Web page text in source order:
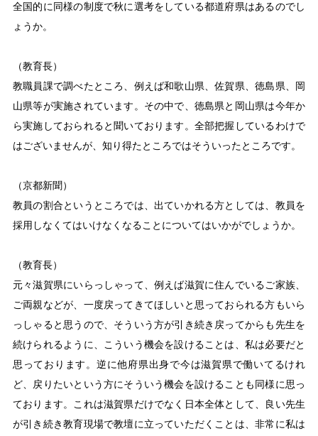
全国的に同様の制度で秋に選考をしている都道府県はあるのでし
ょうか。
（教育長）
教職員課で調べたところ、例えば和歌山県、佐賀県、徳島県、岡
山県等が実施されています。その中で、徳島県と岡山県は今年か
ら実施しておられると聞いております。全部把握しているわけで
はございませんが、知り得たところではそういったところです。
（京都新聞）
教員の割合というところでは、出ていかれる方としては、教員を
採用しなくてはいけなくなることについてはいかがでしょうか。
（教育長）
元々滋賀県にいらっしゃって、例えば滋賀に住んでいるご家族、
ご両親などが、一度戻ってきてほしいと思っておられる方もいら
っしゃると思うので、そういう方が引き続き戻ってからも先生を
続けられるように、こういう機会を設けることは、私は必要だと
思っております。逆に他府県出身で今は滋賀県で働いてるけれ
ど、戻りたいという方にそういう機会を設けることも同様に思っ
ております。これは滋賀県だけでなく日本全体として、良い先生
が引き続き教育現場で教壇に立っていただくことは、非常に私は